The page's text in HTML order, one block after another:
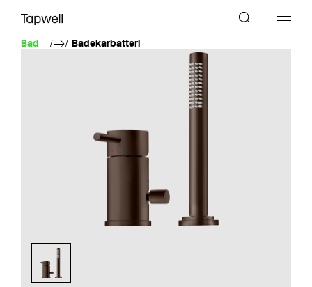
Bad Badekarbatteri